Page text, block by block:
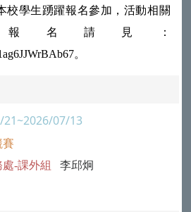
校學生踴躍報名參加，活動相關
名請見：
。
07/13
-課外組 李邱炯